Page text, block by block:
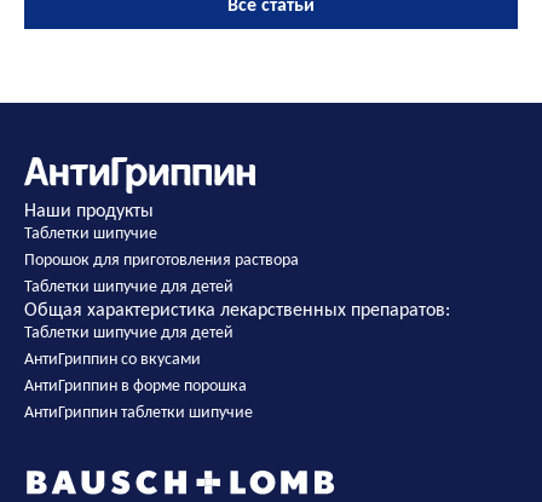
Все статьи
Наши продукты
Таблетки шипучие
Порошок для приготовления раствора
Таблетки шипучие для детей
Общая характеристика лекарственных препаратов:
Таблетки шипучие для детей
АнтиГриппин со вкусами
АнтиГриппин в форме порошка
АнтиГриппин таблетки шипучие